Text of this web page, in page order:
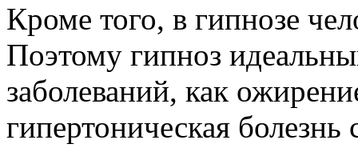
Кроме того, в гипнозе
Поэтому гипноз
заболеваний, как
гипертоническая